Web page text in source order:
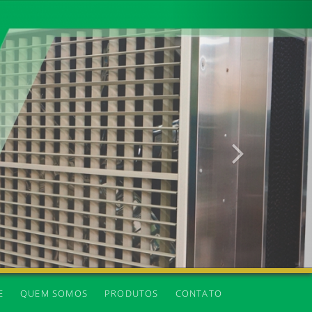
QUEM SOMOS PRODUTOS CONTATO